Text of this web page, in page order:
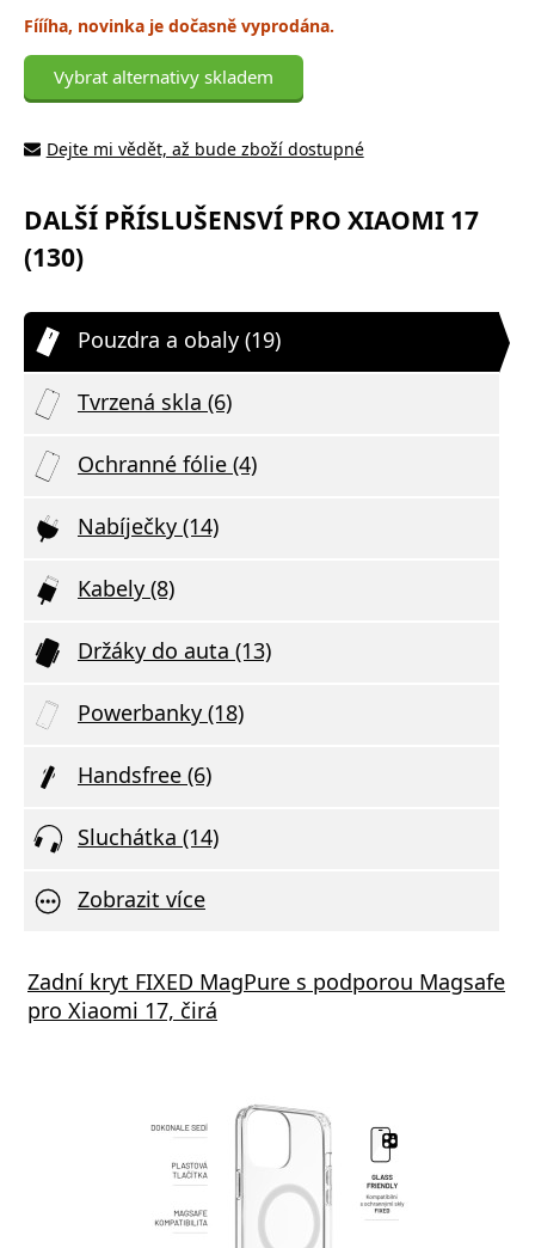
Fíííha, novinka je dočasně vyprodána.
Vybrat alternativy skladem
Dejte mi vědět, až bude zboží dostupné
DALŠÍ PŘÍSLUŠENSVÍ PRO XIAOMI 17
(130)
Pouzdra a obaly (19)
Tvrzená skla (6)
Ochranné fólie (4)
Nabíječky (14)
Kabely (8)
Držáky do auta (13)
Powerbanky (18)
Handsfree (6)
Sluchátka (14)
Zobrazit více
Zadní kryt FIXED MagPure s podporou Magsafe
pro Xiaomi 17, čirá
SÍŤOVÝ ADAPTÉR GaN 1x USB-C 35W
DELIVERY ČERNÝ